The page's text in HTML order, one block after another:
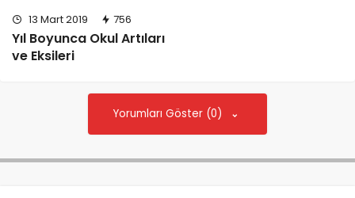
13 Mart 2019 756
Yıl Boyunca Okul Artıları
ve Eksileri
Yorumları Göster (0)